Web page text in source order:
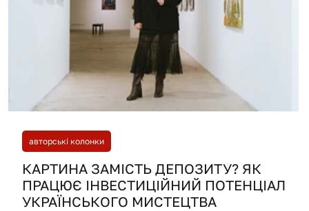
КАРТИНА ЗАМІСТЬ ДЕПОЗИТУ? ЯК
ПРАЦЮЄ ІНВЕСТИЦІЙНИЙ ПОТЕНЦІАЛ
УКРАЇНСЬКОГО МИСТЕЦТВА
авторські колонки